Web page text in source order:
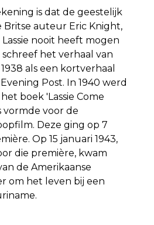
is dat de geestelijk
Britse auteur Eric Knight,
nooit heeft mogen
het verhaal van
als een kortverhaal
Post. In 1940 werd
boek 'Lassie Come
vormde voor de
Deze ging op 7
Op 15 januari 1943,
die première, kwam
de Amerikaanse
om het leven bij een